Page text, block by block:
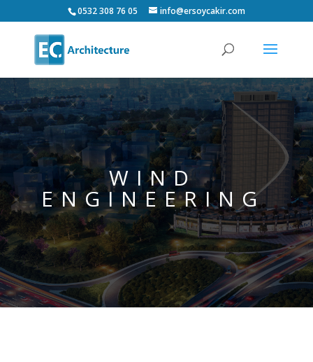
0532 308 76 05 info@ersoycakir.com
WIND
ENGINEERING